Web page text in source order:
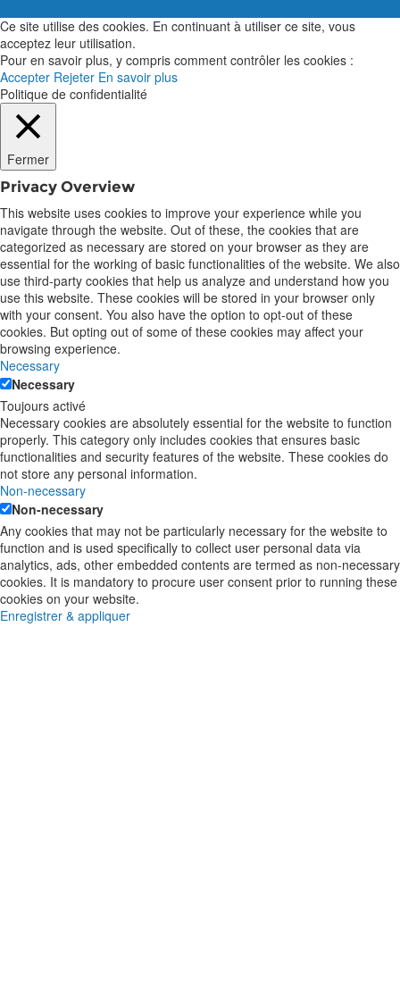
Ce site utilise des cookies. En continuant à utiliser ce site, vous
acceptez leur utilisation.
Pour en savoir plus, y compris comment contrôler les cookies :
Accepter Rejeter En savoir plus
Politique de confidentialité
Fermer
Privacy Overview
This website uses cookies to improve your experience while you
navigate through the website. Out of these, the cookies that are
categorized as necessary are stored on your browser as they are
essential for the working of basic functionalities of the website. We also
use third-party cookies that help us analyze and understand how you
use this website. These cookies will be stored in your browser only
with your consent. You also have the option to opt-out of these
cookies. But opting out of some of these cookies may affect your
browsing experience.
Necessary
Necessary
Toujours activé
Necessary cookies are absolutely essential for the website to function
properly. This category only includes cookies that ensures basic
functionalities and security features of the website. These cookies do
not store any personal information.
Non-necessary
Non-necessary
Any cookies that may not be particularly necessary for the website to
function and is used specifically to collect user personal data via
analytics, ads, other embedded contents are termed as non-necessary
cookies. It is mandatory to procure user consent prior to running these
cookies on your website.
Enregistrer & appliquer